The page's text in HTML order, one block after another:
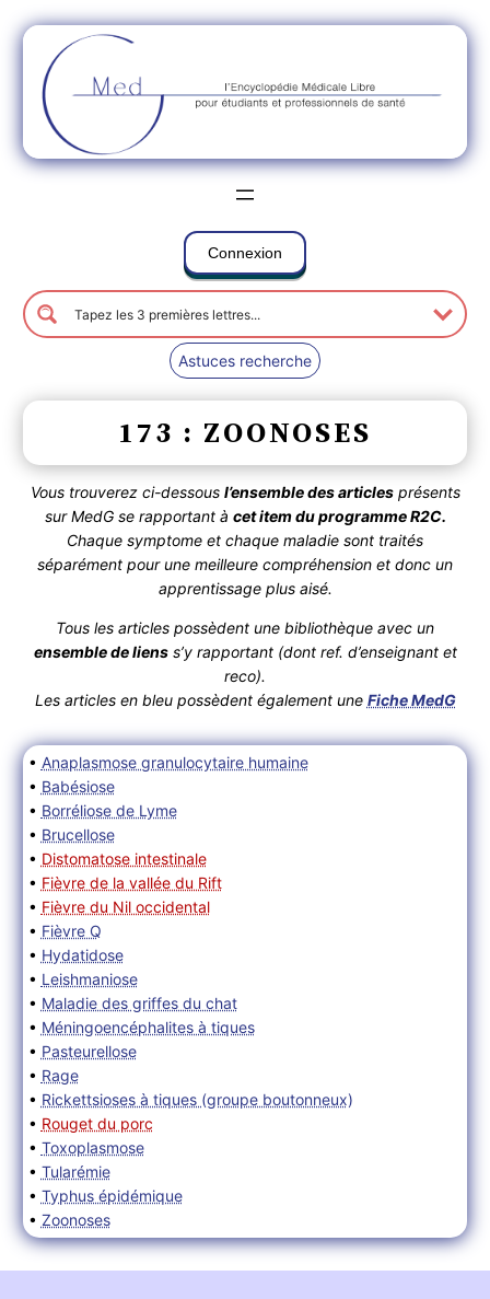
Connexion
Astuces recherche
173 : ZOONOSES
Vous trouverez ci-dessous l’ensemble des articlesprésents
sur MedG se rapportant à cet item du programme R2C.
Chaque symptome et chaque maladie sont traités
séparément pour une meilleure compréhension et donc un
apprentissage plus aisé.
Tous les articles possèdent une bibliothèque avec un
ensemble de lienss’y rapportant (dont ref. d’enseignant et
reco).
Les articles en bleu possèdent également une Fiche MedG
• Anaplasmose granulocytaire humaine
• Babésiose
• Borréliose de Lyme
• Brucellose
• Distomatose intestinale
• Fièvre de la vallée du Rift
• Fièvre du Nil occidental
• Fièvre Q
• Hydatidose
• Leishmaniose
• Maladie des griffes du chat
• Méningoencéphalites à tiques
• Pasteurellose
• Rage
• Rickettsioses à tiques (groupe boutonneux)
• Rouget du porc
• Toxoplasmose
• Tularémie
• Typhus épidémique
• Zoonoses